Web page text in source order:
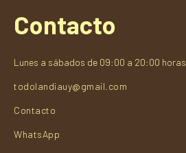
Contacto
Lunes a sábados de 09:00 a 20:00 horas.
todolandiauy@gmail.com
Contacto
WhatsApp